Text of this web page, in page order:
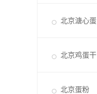
北京溏心蛋
北京鸡蛋干
北京蛋粉